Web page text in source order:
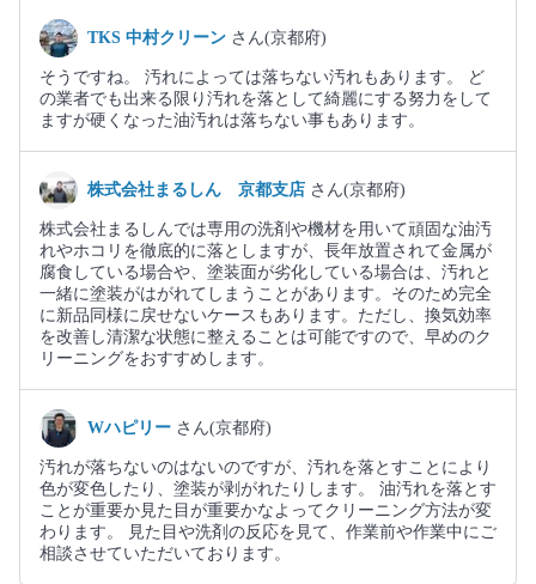
TKS 中村クリーン さん(京都府)
そうですね。 汚れによっては落ちない汚れもあります。 ど
の業者でも出来る限り汚れを落として綺麗にする努力をして
ますが硬くなった油汚れは落ちない事もあります。
株式会社まるしん 京都支店 さん(京都府)
株式会社まるしんでは専用の洗剤や機材を用いて頑固な油汚
れやホコリを徹底的に落としますが、長年放置されて金属が
腐食している場合や、塗装面が劣化している場合は、汚れと
一緒に塗装がはがれてしまうことがあります。そのため完全
に新品同様に戻せないケースもあります。ただし、換気効率
を改善し清潔な状態に整えることは可能ですので、早めのク
リーニングをおすすめします。
Wハピリー さん(京都府)
汚れが落ちないのはないのですが、汚れを落とすことにより
色が変色したり、塗装が剥がれたりします。 油汚れを落とす
ことが重要か見た目が重要かなよってクリーニング方法が変
わります。 見た目や洗剤の反応を見て、作業前や作業中にご
相談させていただいております。